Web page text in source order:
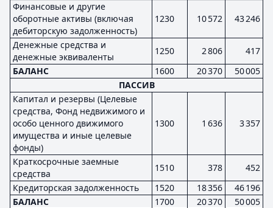
Финансовые и другие
оборотные активы (включая
дебиторскую задолженность)
1230 10 572 43 246
Денежные средства и
денежные эквиваленты
1250 2 806
417
БАЛАНС
1600 20 370
50 005
ПАССИВ
Капитал и резервы (Целевые
средства, Фонд недвижимого и
особо ценного движимого
имущества и иные целевые
фонды)
1300 1 636 3 357
Краткосрочные заемные
средства
1510 378
452
Кредиторская задолженность
1520 18 356
46 196
БАЛАНС
1700 20 370 50 005